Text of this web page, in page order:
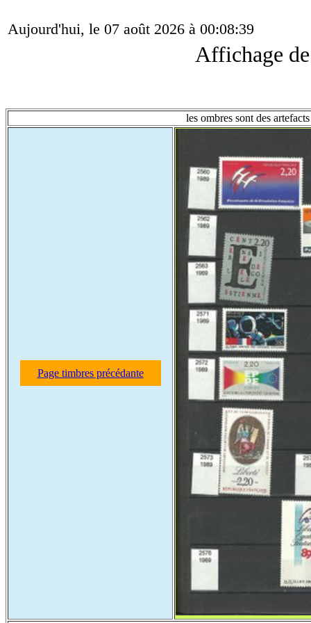
Aujourd'hui, le 07 août 2026 à 00:08:39
Affichage
les ombres sont des
Page timbres précédante